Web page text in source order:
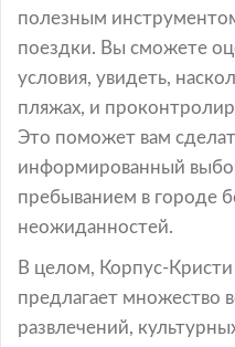
полезным
поездки. Вы сможете
условия, увидеть,
пляжах, и
Это поможет вам
информированный
пребыванием в городе
неожиданностей.
В целом, Корпус-
предлагает множество
развлечений,